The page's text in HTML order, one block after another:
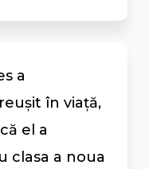
a
în viață,
el a
clasa a noua